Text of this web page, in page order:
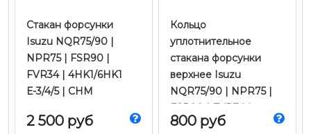
Стакан форсунки
Isuzu NQR75/90 |
NPR75 | FSR90 |
FVR34 | 4HK1/6HK1
Е-3/4/5 | CHM
2 500 руб
Кольцо
уплотнительное
стакана форсунки
верхнее Isuzu
NQR75/90 | NPR75 |
FSR90 | FVR34 |
4HK1/6HK1 Е-3/4/5 |
800 руб